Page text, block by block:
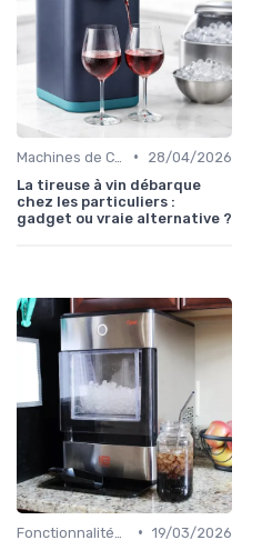
•
28/04/2026
La tireuse à vin débarque
chez les particuliers :
gadget ou vraie alternative ?
• 19/03/2026